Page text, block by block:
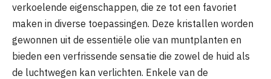
verkoelende eigenschappen, die ze tot een favoriet
maken in diverse toepassingen. Deze kristallen worden
gewonnen uit de essentiële olie van muntplanten en
bieden een verfrissende sensatie die zowel de huid als
de luchtwegen kan verlichten. Enkele van de